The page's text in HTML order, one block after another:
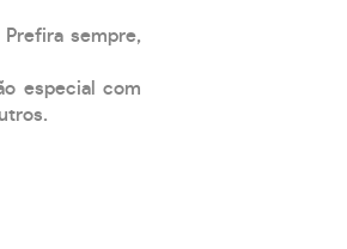
sempre,
especial com